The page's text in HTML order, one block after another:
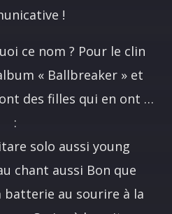
!
ce nom ? Pour le clin
« Ballbreaker » et
des filles qui en ont …
:
solo aussi young
chant aussi Bon que
batterie au sourire à la